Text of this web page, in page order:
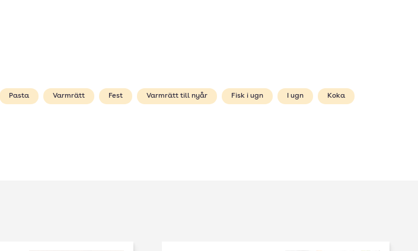
Pasta Varmrätt Fest Varmrätt till nyår Fisk i ugn I ugn Koka